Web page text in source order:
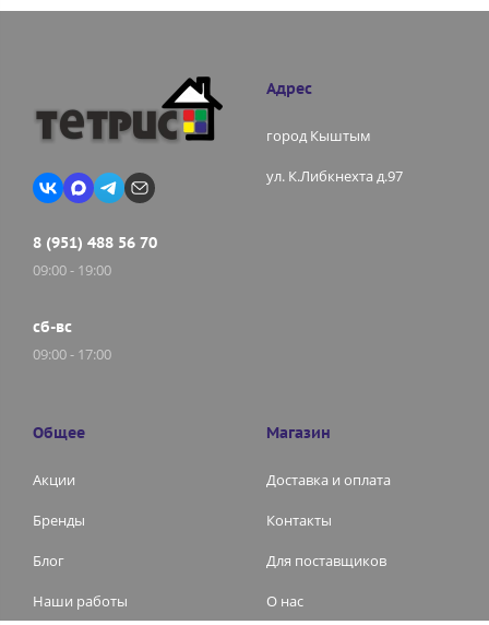
8 (951) 488 56 70
09:00 - 19:00
сб-вс
09:00 - 17:00
Адрес
город Кыштым
ул. К.Либкнехта д.97
Общее
Акции
Бренды
Блог
Наши работы
Магазин
Доставка и оплата
Контакты
Для поставщиков
О нас